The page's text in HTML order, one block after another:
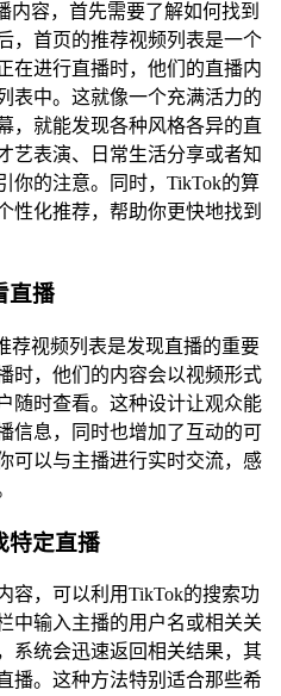
内容，首先需要了解如何找到
，首页的推荐视频列表是一个
在进行直播时，他们的直播内
表中。这就像一个充满活力的
，就能发现各种风格各异的直
艺表演、日常生活分享或者知
你的注意。同时，TikTok的算
性化推荐，帮助你更快地找到
直播
荐视频列表是发现直播的重要
时，他们的内容会以视频形式
随时查看。这种设计让观众能
信息，同时也增加了互动的可
可以与主播进行实时交流，感
特定直播
容，可以利用TikTok的搜索功
中输入主播的用户名或相关关
系统会迅速返回相关结果，其
播。这种方法特别适合那些希